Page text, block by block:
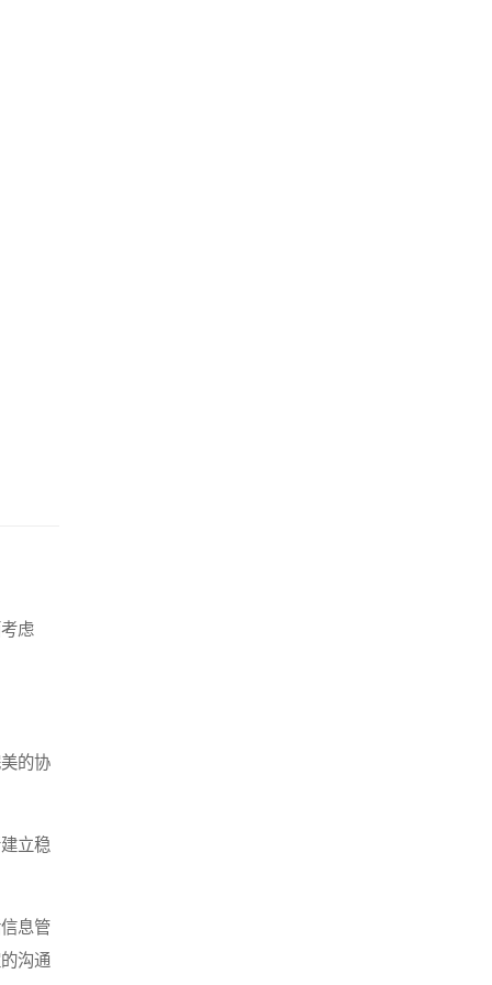
虑
的协
立稳
息管
沟通